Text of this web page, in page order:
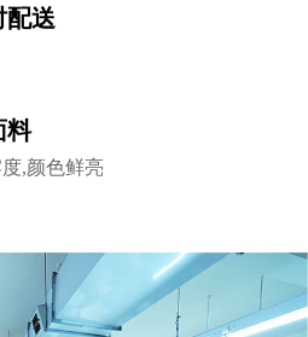
配送
料
,颜色鲜亮